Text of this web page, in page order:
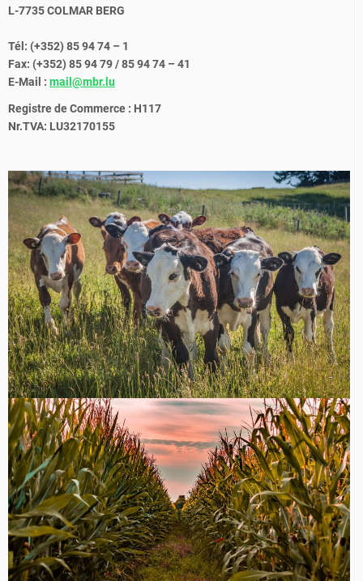
L-7735 COLMAR BERG
Tél: (+352) 85 94 74 – 1
Fax: (+352) 85 94 79 / 85 94 74 – 41
E-Mail : mail@mbr.lu
Registre de Commerce : H117
Nr.TVA: LU32170155